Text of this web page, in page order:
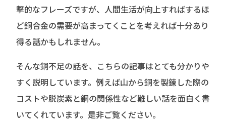
撃的なフレーズですが、人間生活が向上すればするほ
ど銅合金の需要が高まってくことを考えれば十分あり
得る話かもしれません。
そんな銅不足の話を、こちらの記事はとても分かりや
すく説明しています。例えば山から銅を製錬した際の
コストや脱炭素と銅の関係性など難しい話を面白く書
いてくれています。是非ご覧ください。